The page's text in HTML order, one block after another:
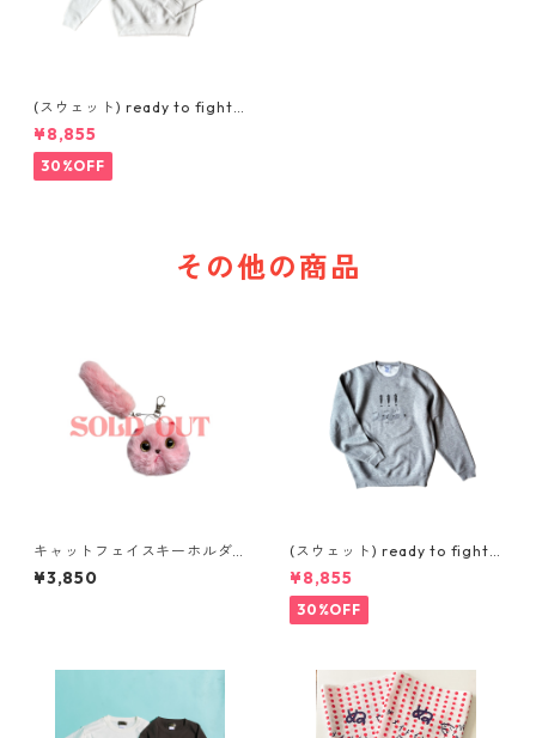
(スウェット) ready to fight
(WHITE)
¥8,855
30%OFF
その他の商品
キャットフェイスキーホルダ
ー
¥3,850
(スウェット) ready to fight
(GREY)
¥8,855
30%OFF